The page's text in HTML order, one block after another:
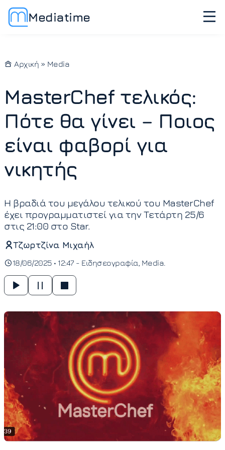
Mediatime
Αρχική » Media
MasterChef τελικός:
Πότε θα γίνει – Ποιος
είναι φαβορί για
νικητής
Η βραδιά του μεγάλου τελικού του MasterChef
έχει προγραμματιστεί για την Τετάρτη 25/6
στις 21:00 στο Star.
Τζωρτζίνα Μιχαήλ
18/06/2025 • 12:47 - Ειδησεογραφία Media